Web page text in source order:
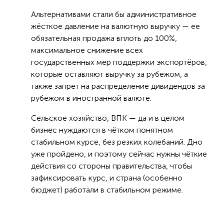
Альтернативами стали бы административное
жёсткое давление на валютную выручку — ее
обязательная продажа вплоть до 100%,
максимальное снижение всех
государственных мер поддержки экспортёров,
которые оставляют выручку за рубежом, а
также запрет на распределение дивидендов за
рубежом в иностранной валюте.
Сельское хозяйство, ВПК — да и в целом
бизнес нуждаются в чётком понятном
стабильном курсе, без резких колебаний. Дно
уже пройдено, и поэтому сейчас нужны чёткие
действия со стороны правительства, чтобы
зафиксировать курс, и страна (особенно
бюджет) работали в стабильном режиме.